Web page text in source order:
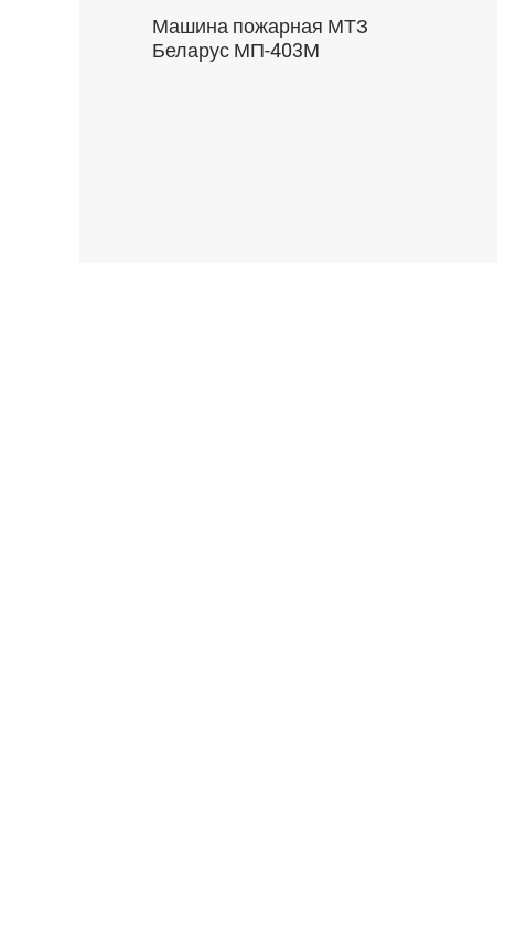
Машина пожарная МТЗ
Беларус МП-403М